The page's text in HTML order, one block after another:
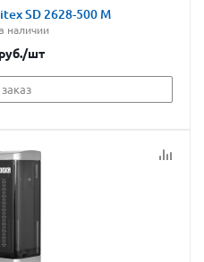
SD 2628-500 М
наличии
руб./шт